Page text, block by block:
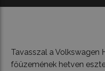
Tavasszal a Volkswagen
főüzemének hetven